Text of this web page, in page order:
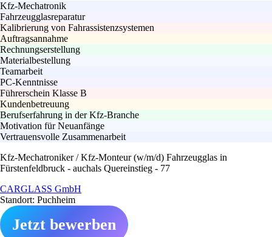
Kfz-Mechatronik
Fahrzeugglasreparatur
Kalibrierung von Fahrassistenzsystemen
Auftragsannahme
Rechnungserstellung
Materialbestellung
Teamarbeit
PC-Kenntnisse
Führerschein Klasse B
Kundenbetreuung
Berufserfahrung in der Kfz-Branche
Motivation für Neuanfänge
Vertrauensvolle Zusammenarbeit
Kfz-Mechatroniker / Kfz-Monteur (w/m/d) Fahrzeugglas in
Fürstenfeldbruck - auchals Quereinstieg - 77
CARGLASS GmbH
Standort: Puchheim
Jetzt bewerben